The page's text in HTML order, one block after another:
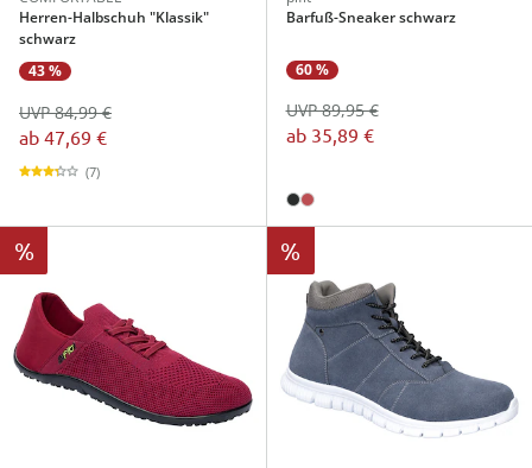
Herren-Halbschuh "Klassik"
schwarz
43 %
ab 47,69 €
UVP 84,99 €
(7)
Barfuß-Sneaker schwarz
60 %
ab 35,89 €
UVP 89,95 €
% %